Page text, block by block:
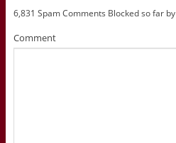
6,831 Spam Comments Blocked so far by
Comment